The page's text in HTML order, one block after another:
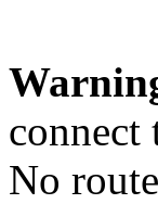
connect
No